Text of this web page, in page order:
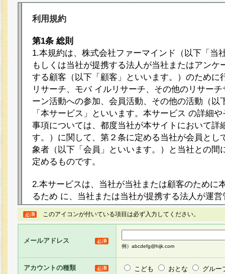
利用規約
第1条 総則
1.本規約は、株式会社ファーマインド（以下「当
もしくは当社が提携する法人が当社またはアンケ
する顧客（以下「顧客」といいます。）のために
リサーチ、モバ イルリサーチ、その他のリサー
ーン活動への参加、会員活動、その他の活動（以
「本サービス」といいます。本サービス の詳細
事項については、都度当社が本サイトにおいて詳
す。）に関して、第２条に定める当社が会員とし
象者（以下「会員」といいます。）と当社との間
定めるものです。
2.本サービスは、当社が当社または顧客のために
るため に、当社または当社が提携する法人が運
ト（以下「本サイト」といいます。）上に本サー
ージを設け、会員がアンケー ト調査に回答する
し、その結果を当社が集計・分析その他の利用を
るものです。なお、本サービスは、それぞれの目
員に対して本サービスの依頼を行うこともあり、
た全ての会員に対して本サービスの依頼をすると
このアイコンが付いている項目は必ず入力してください。
メールアドレス
例）abcdefg@hijk.com
アカウントの種類 こども おとな グルー